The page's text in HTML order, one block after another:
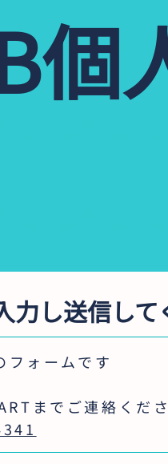
個
力し送信して
ォームです
までご連絡くだ